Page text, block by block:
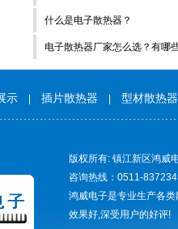
什么是电子散热器？
电子散热器厂家怎么选？有哪
示 插片散热器 型材散热器
版权所有: 镇江新区鸿威
咨询热线：0511-
鸿威电子是专业生产各类
效果好,深受用户的好评!